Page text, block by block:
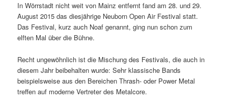
In Wörrstadt nicht weit von Mainz entfernt fand am 28. und 29.
August 2015 das diesjährige Neuborn Open Air Festival statt.
Das Festival, kurz auch Noaf genannt, ging nun schon zum
elften Mal über die Bühne.
Recht ungewöhnlich ist die Mischung des Festivals, die auch in
diesem Jahr beibehalten wurde: Sehr klassische Bands
beispielsweise aus den Bereichen Thrash- oder Power Metal
treffen auf moderne Vertreter des Metalcore.